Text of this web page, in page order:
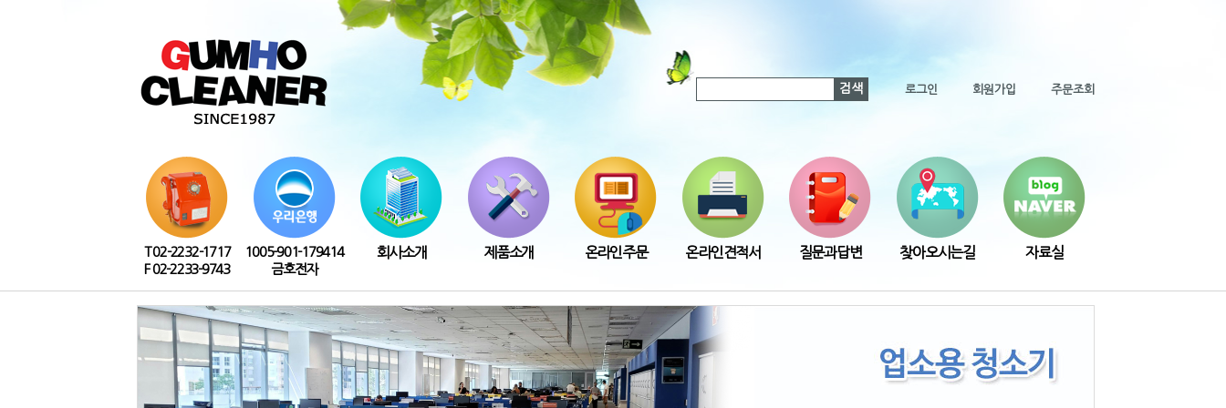
검색 로그인 회원가입 주문조회
T 02-2232-1717
F 02-2233-9743
1005-901-179414
금호전자
회사소개 제품소개 온라인주문 온라인견적서 질문과답변 찾아오시는길 자료실